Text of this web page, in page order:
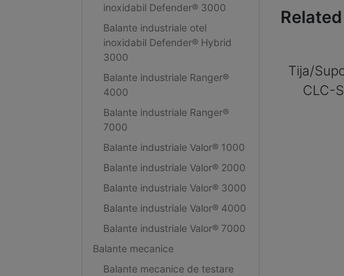
inoxidabil Defender® 3000
Balante industriale otel
inoxidabil Defender® Hybrid
3000
Balante industriale Ranger®
4000
Balante industriale Ranger®
7000
Balante industriale Valor® 1000
Balante industriale Valor® 2000
Balante industriale Valor® 3000
Balante industriale Valor® 4000
Balante industriale Valor® 7000
Balante mecanice
Balante mecanice de testare
Tija/
CLC-